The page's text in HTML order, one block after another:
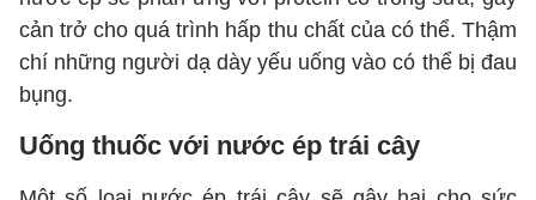
cản trở cho quá trình hấp thu chất của có thể. Thậm
chí những người dạ dày yếu uống vào có thể bị đau
bụng.
Uống thuốc với nước ép trái cây